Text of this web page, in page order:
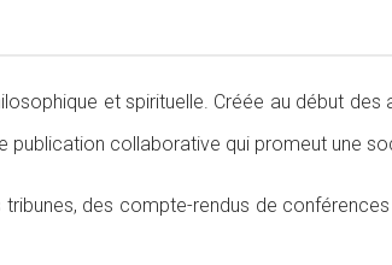
et spirituelle. Créée au début
publication collaborative qui promeut une
des compte-rendus de